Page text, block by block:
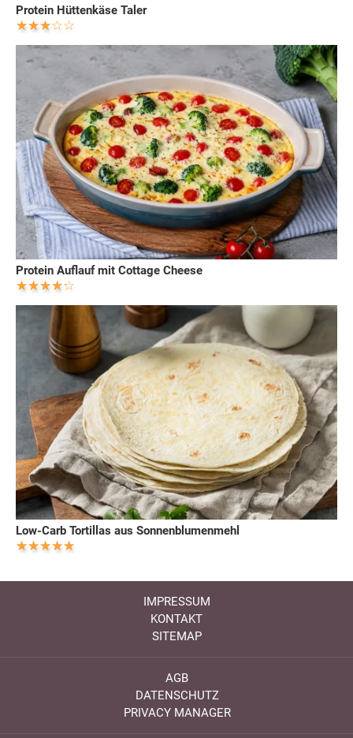
Protein Hüttenkäse Taler
Protein Auflauf mit Cottage Cheese
Low-Carb Tortillas aus Sonnenblumenmehl
IMPRESSUM
KONTAKT
SITEMAP
AGB
DATENSCHUTZ
PRIVACY MANAGER